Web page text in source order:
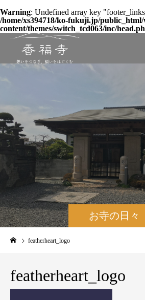
Warning: Undefined array key
/home/xs394718/ko-fukuji.jp/
content/themes/switch_tcd063/inc/
お寺の日々
featherheart_logo
featherheart_logo